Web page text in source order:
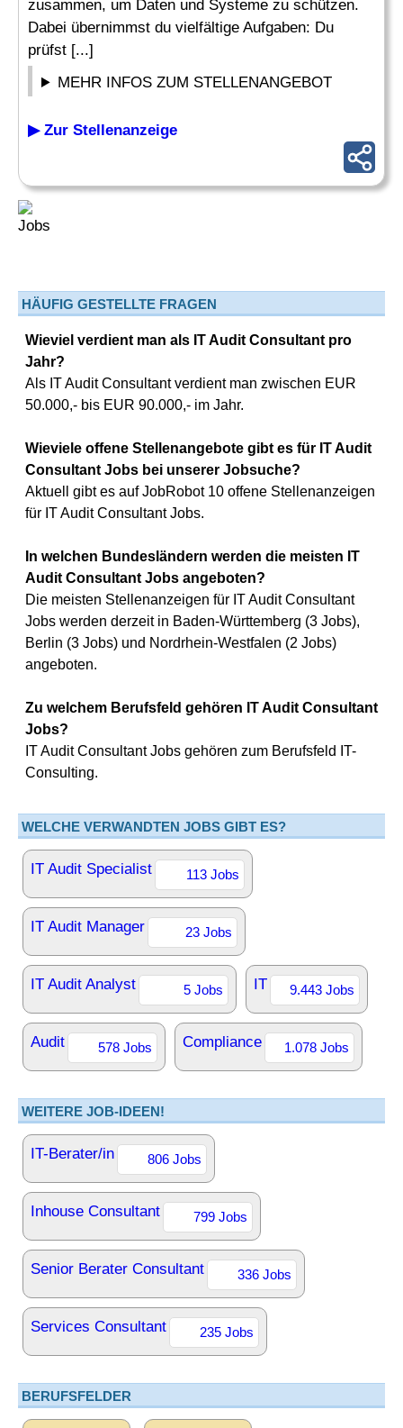
zusammen, um Daten und Systeme zu schützen.
Dabei übernimmst du vielfältige Aufgaben: Du
prüfst [...]
MEHR INFOS ZUM STELLENANGEBOT
▶ Zur Stellenanzeige
HÄUFIG GESTELLTE FRAGEN
Wieviel verdient man als IT Audit Consultant pro
Jahr?
Als IT Audit Consultant verdient man zwischen EUR
50.000,- bis EUR 90.000,- im Jahr.
Wieviele offene Stellenangebote gibt es für IT Audit
Consultant Jobs bei unserer Jobsuche?
Aktuell gibt es auf JobRobot 10 offene Stellenanzeigen
für IT Audit Consultant Jobs.
In welchen Bundesländern werden die meisten IT
Audit Consultant Jobs angeboten?
Die meisten Stellenanzeigen für IT Audit Consultant
Jobs werden derzeit in Baden-Württemberg (3 Jobs),
Berlin (3 Jobs) und Nordrhein-Westfalen (2 Jobs)
angeboten.
Zu welchem Berufsfeld gehören IT Audit Consultant
Jobs?
IT Audit Consultant Jobs gehören zum Berufsfeld IT-
Consulting.
WELCHE VERWANDTEN JOBS GIBT ES?
IT Audit Specialist 113 Jobs
IT Audit Manager 23 Jobs
IT Audit Analyst 5 Jobs IT 9.443 Jobs
Audit 578 Jobs Compliance 1.078 Jobs
WEITERE JOB-IDEEN!
IT-Berater/in 806 Jobs
Inhouse Consultant 799 Jobs
Senior Berater Consultant 336 Jobs
Services Consultant 235 Jobs
BERUFSFELDER